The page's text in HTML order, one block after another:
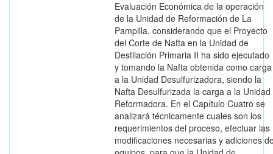
Evaluación Económica de la operación
de la Unidad de Reformación de La
Pampilla, considerando que el Proyecto
del Corte de Nafta en la Unidad de
Destilación Primaria II ha sido ejecutado
y tomando la Nafta obtenida como carga
a la Unidad Desulfurizadora, siendo la
Nafta Desulfurizada la carga a la Unidad
Reformadora. En el Capítulo Cuatro se
analizará técnicamente cuales son los
requerimientos del proceso, efectuar las
modificaciones necesarias y adiciones